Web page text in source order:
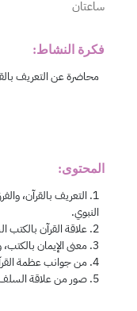
ساعتان
فكرة النشاط:
المحتوى: